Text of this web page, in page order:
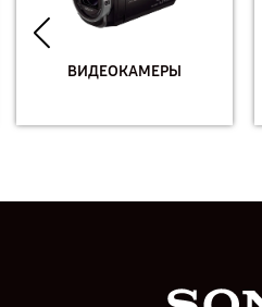
ВИДЕОКАМЕРЫ